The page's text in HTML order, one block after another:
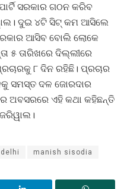
ସରକାର ଗଠନ କରିବ
ଦୁଇ ୪ଟି ସିଟ୍ କମ ଆସିଲେ
ଆସିବ ବୋଲି ଲୋକେ
୫ ତାରିଖରେ ଦିଲ୍ଲୀରେ
୮ ଦିନ ରହିଛି। ପ୍ରଚାର
ସମସ୍ତ ଦଳ ଜୋରଦାର
ଅବସରରେ ଏହି କଥା କହିଛନ୍ତି
delhi manish sisodia